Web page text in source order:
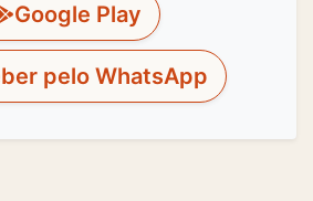
Google Play
pelo WhatsApp